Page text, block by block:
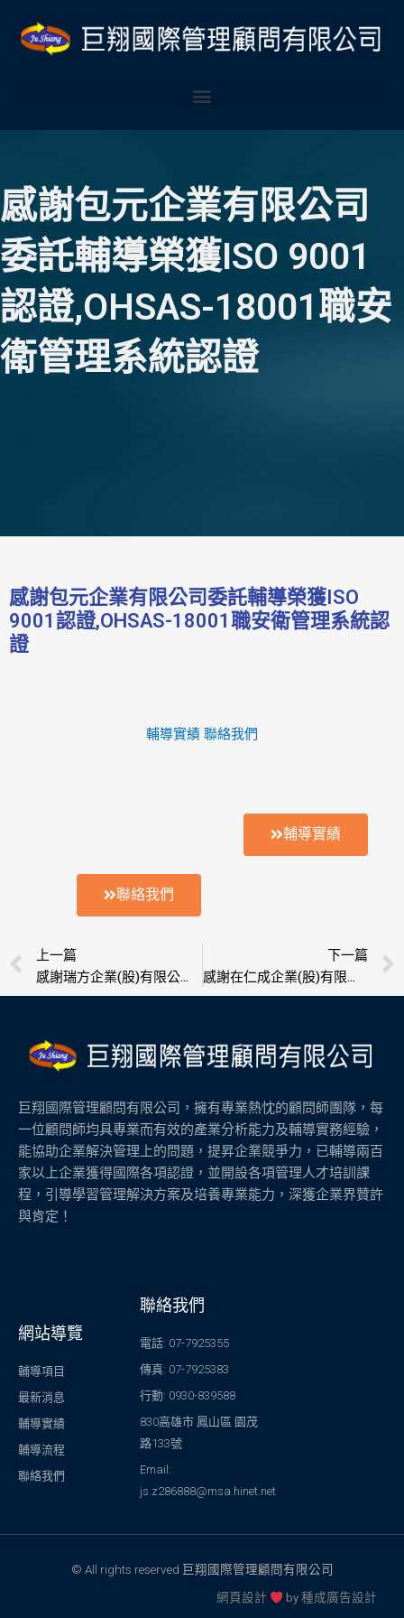
感謝包元企業有限公司
委託輔導榮獲ISO 9001
認證,OHSAS-18001職安
衛管理系統認證
感謝包元企業有限公司委託輔導榮獲ISO
9001認證,OHSAS-18001職安衛管理系統認
證
輔導實績 聯絡我們
輔導實績
聯絡我們
上一頁
上一篇
感謝瑞方企業(股)有限公司委託輔導榮獲ISO 9001認證,OHSAS-18001職安衛管理系統認證
下一篇
感謝在仁成企業(股)有限公司委託輔導榮獲ISO 9001認證
巨翔國際管理顧問有限公司，擁有專業熱忱的顧問師團隊，每
一位顧問師均具專業而有效的產業分析能力及輔導實務經驗，
能協助企業解決管理上的問題，提昇企業競爭力，已輔導兩百
家以上企業獲得國際各項認證，並開設各項管理人才培訓課
程，引導學習管理解決方案及培養專業能力，深獲企業界贊許
與肯定！
網站導覽
輔導項目
最新消息
輔導實績
輔導流程
聯絡我們
聯絡我們
電話: 07-7925355
傳真: 07-7925383
行動: 0930-839588
830高雄市 鳳山區 園茂
路133號
Email:
js.z286888@msa.hinet.net
© All rights reserved 巨翔國際管理顧問有限公司
網頁設計
by種成廣告設計